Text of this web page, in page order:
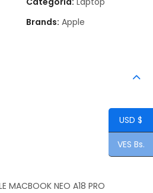
Brands: Apple
MACBOOK NEO A18 PRO
USD $
VES Bs.